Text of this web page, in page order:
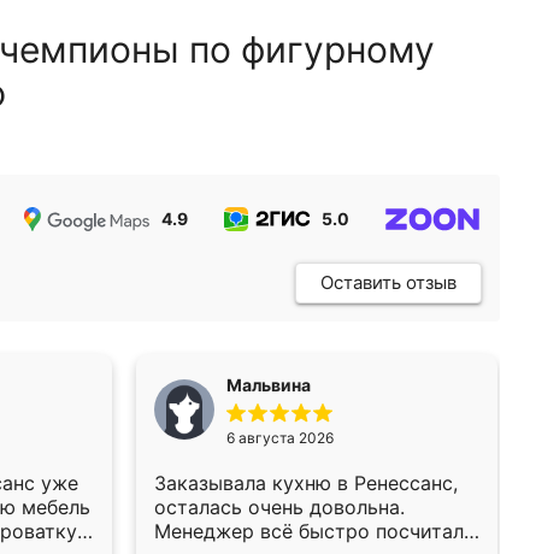
по фигурному
4.9 5.0
Оставить отзыв
уже
мебель
Мальвина
6 августа 2026
Заказывала кухню в Ренессанс,
осталась очень довольна.
Менеджер всё быстро посчитала,